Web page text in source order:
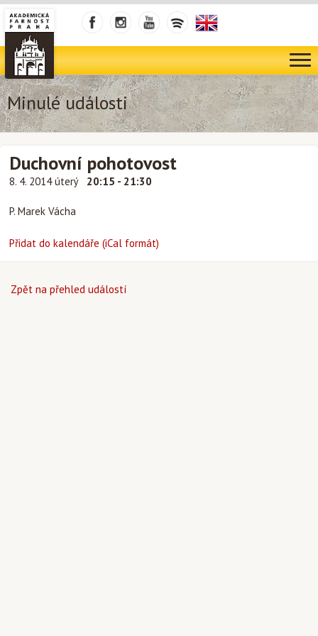
Minulé události
Duchovní pohotovost
8. 4. 2014 úterý 20:15 - 21:30
P. Marek Vácha
Přidat do kalendáře (iCal formát)
Zpět na přehled událostí